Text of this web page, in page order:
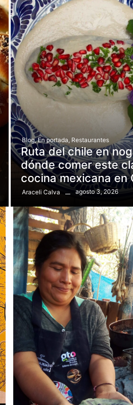
Blog, En portada, Restaurantes
Ruta del chile en
dónde comer este
cocina mexicana en
Araceli Calva agosto 3, 2026